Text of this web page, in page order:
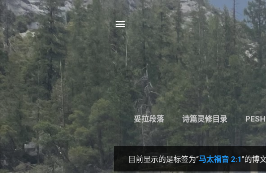
妥拉段落 诗篇灵修目录
目前显示的是标签为“马太福音 2:1”的博